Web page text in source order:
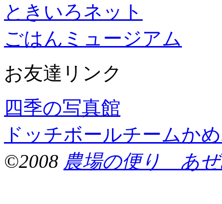
ときいろネット
ごはんミュージアム
お友達リンク
四季の写真館
ドッチボールチームか
©2008 農場の便り あぜ